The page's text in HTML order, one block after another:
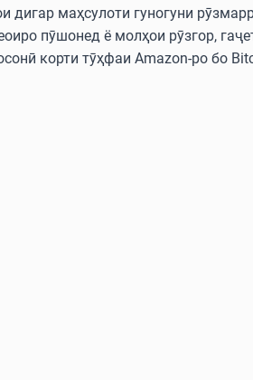
дигар маҳсулоти гуногуни
пӯшонед ё молҳои рӯзгор,
корти тӯҳфаи Amazon-ро бо